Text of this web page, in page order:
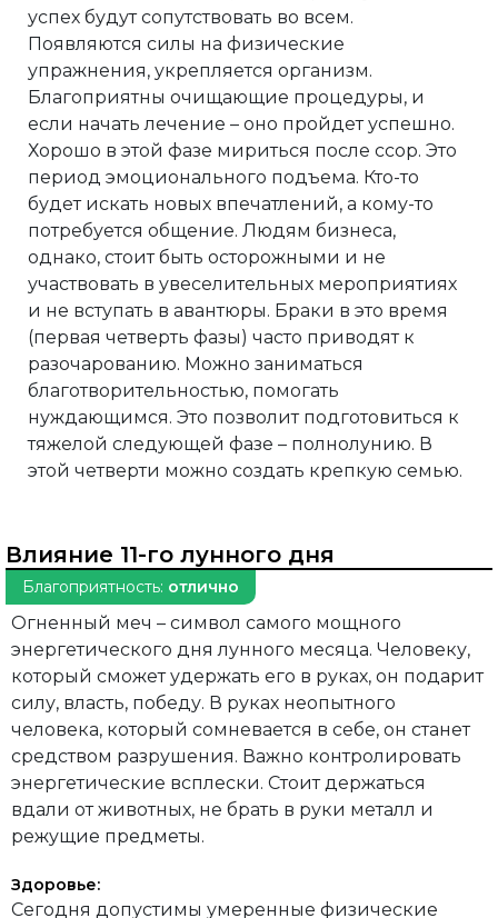
успех будут сопутствовать во всем.
Появляются силы на физические
упражнения, укрепляется организм.
Благоприятны очищающие процедуры, и
если начать лечение – оно пройдет успешно.
Хорошо в этой фазе мириться после ссор. Это
период эмоционального подъема. Кто-то
будет искать новых впечатлений, а кому-то
потребуется общение. Людям бизнеса,
однако, стоит быть осторожными и не
участвовать в увеселительных мероприятиях
и не вступать в авантюры. Браки в это время
(первая четверть фазы) часто приводят к
разочарованию. Можно заниматься
благотворительностью, помогать
нуждающимся. Это позволит подготовиться к
тяжелой следующей фазе – полнолунию. В
этой четверти можно создать крепкую семью.
Влияние 11-го лунного дня
Благоприятность: отлично
Огненный меч – символ самого мощного
энергетического дня лунного месяца. Человеку,
который сможет удержать его в руках, он подарит
силу, власть, победу. В руках неопытного
человека, который сомневается в себе, он станет
средством разрушения. Важно контролировать
энергетические всплески. Стоит держаться
вдали от животных, не брать в руки металл и
режущие предметы.
Здоровье:
Сегодня допустимы умеренные физические